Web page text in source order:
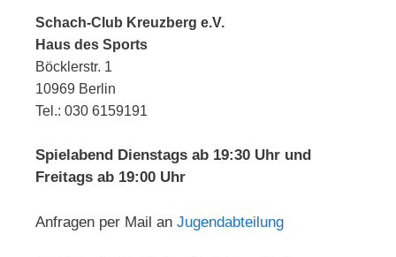
Schach-Club Kreuzberg e.V.
Haus des Sports
Böcklerstr. 1
10969 Berlin
Tel.: 030 6159191
Spielabend Dienstags ab 19:30 Uhr und
Freitags ab 19:00 Uhr
Anfragen per Mail an Jugendabteilung